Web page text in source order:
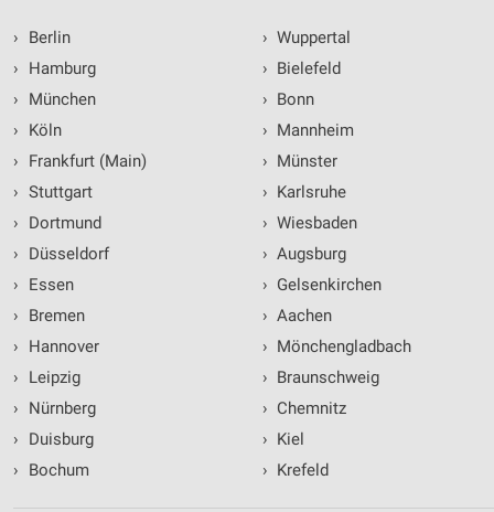
›
Berlin
›
Hamburg
›
München
›
Köln
›
Frankfurt (Main)
› Stuttgart
›
Dortmund
›
Düsseldorf
›
Essen
›
Bremen
›
Hannover
›
Leipzig
›
Nürnberg
›
Duisburg
›
Bochum
› Wuppertal
› Bielefeld
› Bonn
› Mannheim
› Münster
› Karlsruhe
› Wiesbaden
› Augsburg
› Gelsenkirchen
› Aachen
› Mönchengladbach
› Braunschweig
› Chemnitz
› Kiel
› Krefeld